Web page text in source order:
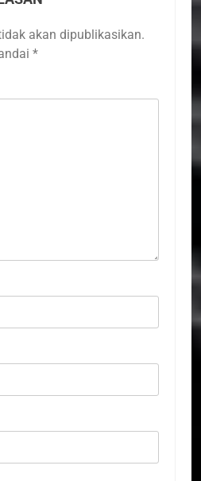
akan dipublikasikan.
*